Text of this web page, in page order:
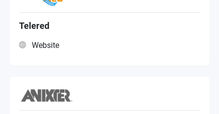
Systems Integrator
Telered
Website